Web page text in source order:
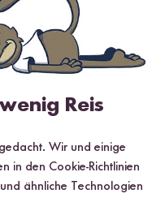
Reis
Wir und einige
in den Cookie-Richtlinien
ähnliche Technologien